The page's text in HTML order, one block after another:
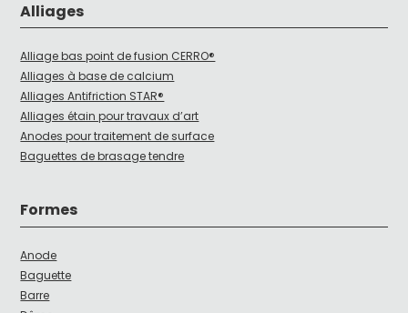
Alliages
Alliage bas point de fusion CERRO®
Alliages à base de calcium
Alliages Antifriction STAR®
Alliages étain pour travaux d’art
Anodes pour traitement de surface
Baguettes de brasage tendre
Formes
Anode
Baguette
Barre